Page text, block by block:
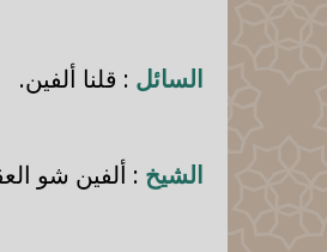
السائل : قلنا ألفين.
الشيخ : ألفين شو